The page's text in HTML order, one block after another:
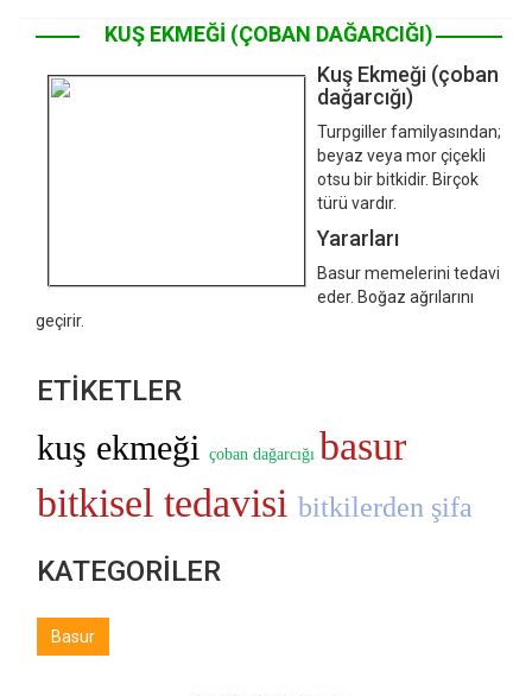
KUŞ EKMEĞI (ÇOBAN DAĞARCIĞI)
Kuş Ekmeği (çoban
dağarcığı)
Turpgiller familyasından;
beyaz veya mor çiçekli
otsu bir bitkidir. Birçok
türü vardır.
Yararları
Basur memelerini tedavi
eder. Boğaz ağrılarını
geçirir.
ETİKETLER
kuş ekmeği çoban dağarcığı basur
bitkisel tedavisi bitkilerden şifa
KATEGORİLER
Basur